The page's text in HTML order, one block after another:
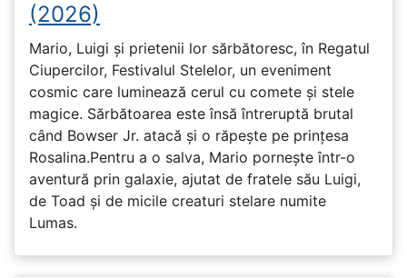
(2026)
Mario, Luigi și prietenii lor sărbătoresc, în Regatul
Ciupercilor, Festivalul Stelelor, un eveniment
cosmic care luminează cerul cu comete și stele
magice. Sărbătoarea este însă întreruptă brutal
când Bowser Jr. atacă și o răpește pe prinţesa
Rosalina.Pentru a o salva, Mario pornește într-o
aventură prin galaxie, ajutat de fratele său Luigi,
de Toad și de micile creaturi stelare numite
Lumas.